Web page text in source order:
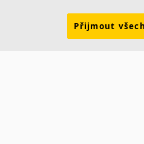
Ceník Skupina
Údaje pro dodavatele ČR
Přijmout